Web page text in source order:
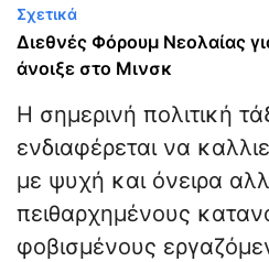
Σχετικά
Διεθνές Φόρουμ Νεολαίας
άνοιξε στο Μινσκ
Η σημερινή πολιτική
ενδιαφέρεται να
με ψυχή και όνειρα
πειθαρχημένους
φοβισμένους